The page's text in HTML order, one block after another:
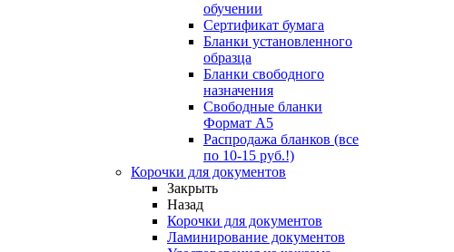
обучении
Сертификат бумага
Бланки установленного
образца
Бланки свободного
назначения
Свободные бланки
Формат А5
Распродажа бланков (все
по 10-15 руб.!)
Корочки для документов
Закрыть
Назад
Корочки для документов
Ламинирование документов